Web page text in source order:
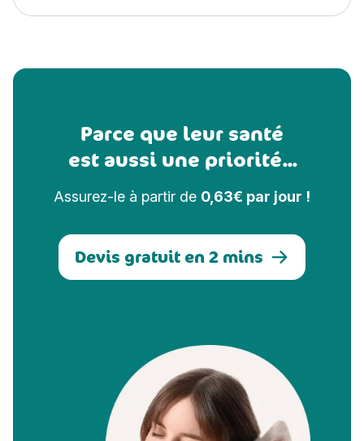
Parce que leur santé
est aussi une priorité...
Assurez-le à partir de 0,63€ par jour !
Devis gratuit en 2 mins